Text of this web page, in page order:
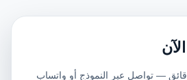
— تواصل عبر النموذج أو واتساب